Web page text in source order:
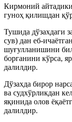
Кирмоний
гуноҳ қилишдан
Тушида дўзахдаги
сув) дан еб-
шуғулланишини
борганини кўрса,
далилдир.
Дўзахда бирор
ва судхўрликдан
яқинида олов
далилдир.